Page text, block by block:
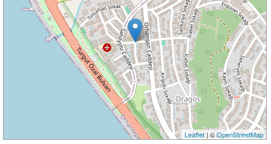
Leaflet| ©OpenStreetMap